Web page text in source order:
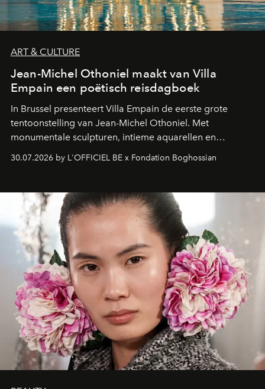
ART & CULTURE
Jean-Michel Othoniel maakt van Villa
Empain een poëtisch reisdagboek
In Brussel presenteert Villa Empain de eerste grote
tentoonstelling van Jean-Michel Othoniel. Met
monumentale sculpturen, intieme aquarellen en
fonkelend Murano-glas creëert de Franse kunstenaar
een emotionele reis waarin elk werk de herinnering
moment van verwondering.
30.07.2026 by L'OFFICIEL BE x Fondation Boghossian